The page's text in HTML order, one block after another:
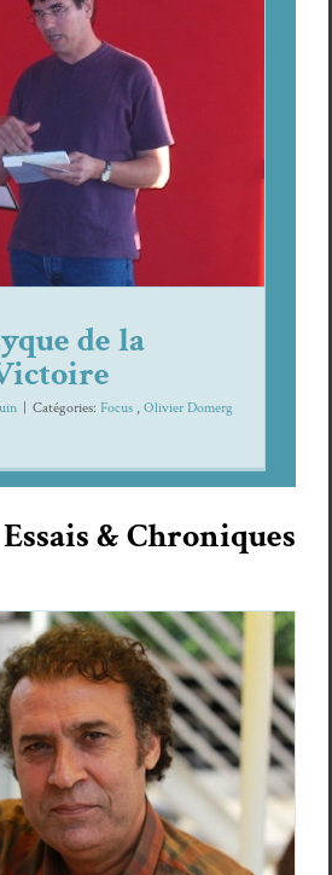
de la Sainte-Victoire
de la
Caté­gories: Focus , Olivi­er Domerg
Essais & Chroniques
: Salih Bolat, une voix
qui vibre
& Chroniques Sal­ih Bolat